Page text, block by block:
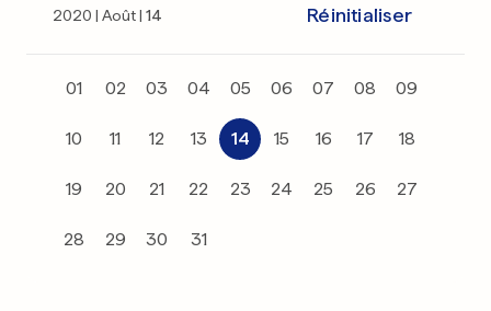
2020 Août 14 Réinitialiser
01 02 03 04 05 06 07 08 09
10 11 12 13 14 15 16 17 18
19 20 21 22 23 24 25 26 27
28 29 30 31